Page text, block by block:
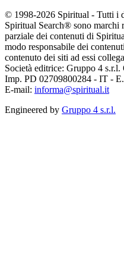
© 1998-2026 Spiritual - Tutti i
Spiritual Search® sono marchi
parziale dei contenuti di
modo responsabile dei
contenuto dei siti ad essi
Società editrice: Gruppo 4
Imp. PD 02709800284 - IT -
E-mail: informa@spiritual.it
Engineered by Gruppo 4 s.r.l.